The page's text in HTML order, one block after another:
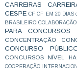
CARREIRAS
CESPE CF CF EM 20 DIAS
BRASILEIRO COLABORAÇÃO
PARA CONCURSOS
CONCENTRAÇÃO
CONCURSO
CONCURSOS NÍVEL
COOPERAÇÃO